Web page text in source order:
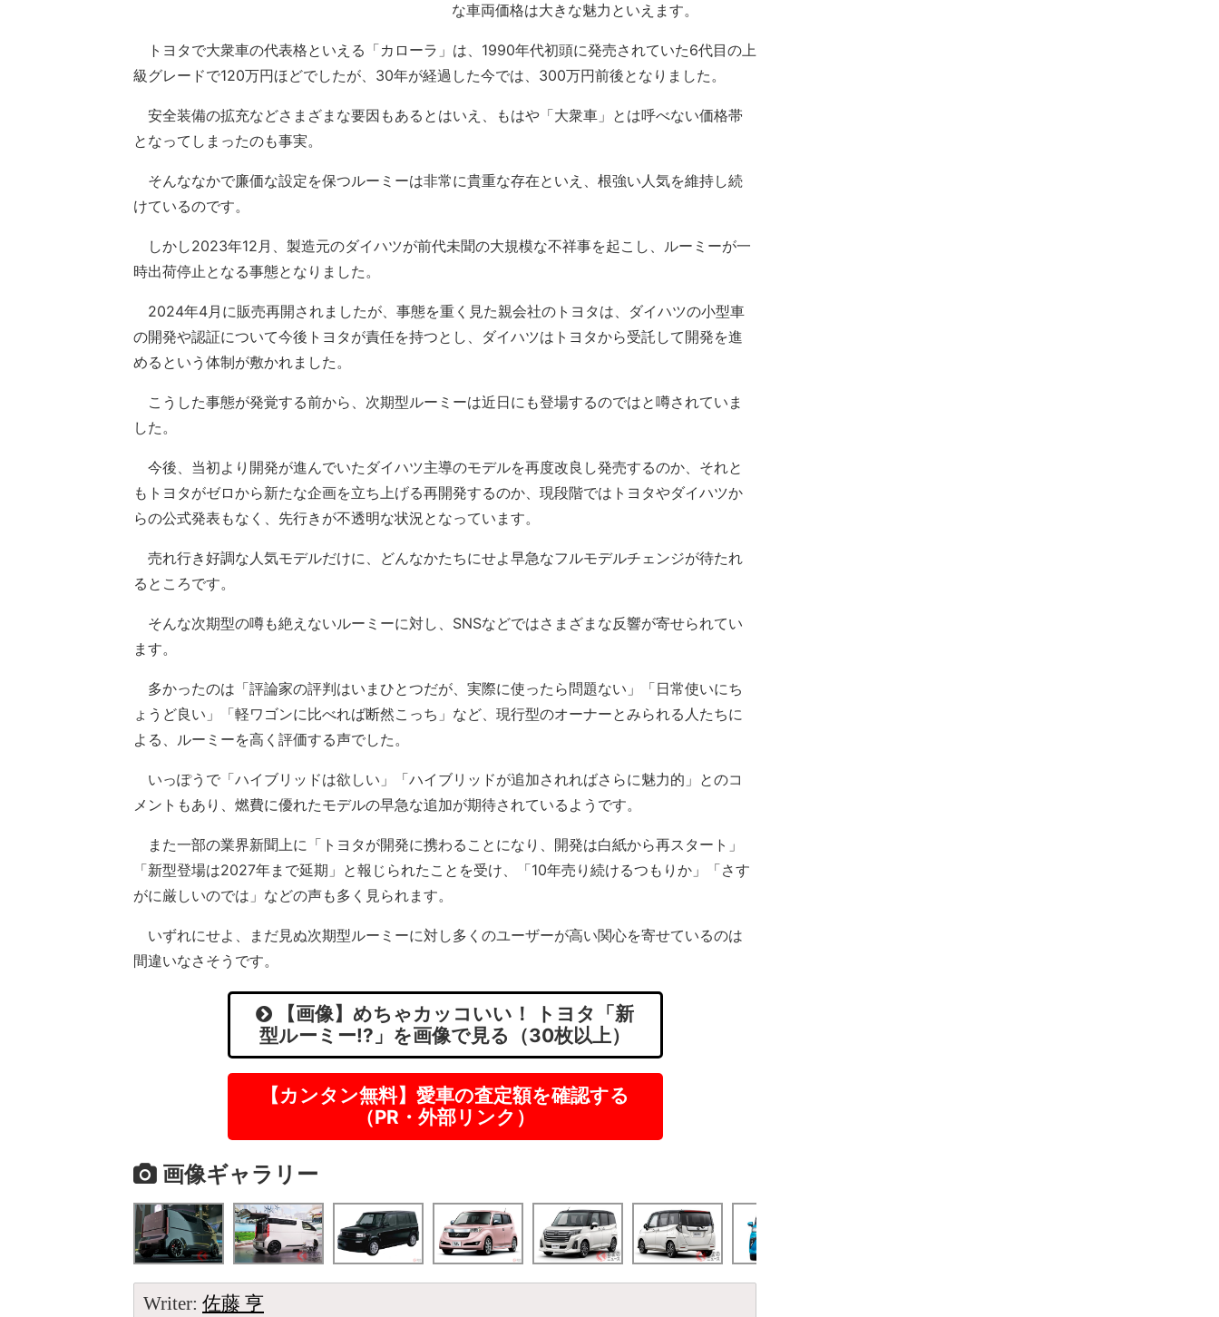
な車両価格は大きな魅力といえます。
トヨタで大衆車の代表格といえる「カローラ」は、1990年代初頭に発売されていた6代目の上
級グレードで120万円ほどでしたが、30年が経過した今では、300万円前後となりました。
安全装備の拡充などさまざまな要因もあるとはいえ、もはや「大衆車」とは呼べない価格帯
となってしまったのも事実。
そんななかで廉価な設定を保つルーミーは非常に貴重な存在といえ、根強い人気を維持し続
けているのです。
しかし2023年12月、製造元のダイハツが前代未聞の大規模な不祥事を起こし、ルーミーが一
時出荷停止となる事態となりました。
2024年4月に販売再開されましたが、事態を重く見た親会社のトヨタは、ダイハツの小型車
の開発や認証について今後トヨタが責任を持つとし、ダイハツはトヨタから受託して開発を進
めるという体制が敷かれました。
こうした事態が発覚する前から、次期型ルーミーは近日にも登場するのではと噂されていま
した。
今後、当初より開発が進んでいたダイハツ主導のモデルを再度改良し発売するのか、それと
もトヨタがゼロから新たな企画を立ち上げる再開発するのか、現段階ではトヨタやダイハツか
らの公式発表もなく、先行きが不透明な状況となっています。
売れ行き好調な人気モデルだけに、どんなかたちにせよ早急なフルモデルチェンジが待たれ
るところです。
そんな次期型の噂も絶えないルーミーに対し、SNSなどではさまざまな反響が寄せられてい
ます。
多かったのは「評論家の評判はいまひとつだが、実際に使ったら問題ない」「日常使いにち
ょうど良い」「軽ワゴンに比べれば断然こっち」など、現行型のオーナーとみられる人たちに
よる、ルーミーを高く評価する声でした。
いっぽうで「ハイブリッドは欲しい」「ハイブリッドが追加されればさらに魅力的」とのコ
メントもあり、燃費に優れたモデルの早急な追加が期待されているようです。
また一部の業界新聞上に「トヨタが開発に携わることになり、開発は白紙から再スタート」
「新型登場は2027年まで延期」と報じられたことを受け、「10年売り続けるつもりか」「さす
がに厳しいのでは」などの声も多く見られます。
いずれにせよ、まだ見ぬ次期型ルーミーに対し多くのユーザーが高い関心を寄せているのは
間違いなさそうです。
【画像】めちゃカッコいい！ トヨタ「新
型ルーミー!?」を画像で見る（30枚以上）
【カンタン無料】愛車の査定額を確認する
（PR・外部リンク）
画像ギャラリー
Writer: 佐藤 亨